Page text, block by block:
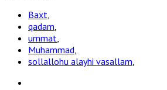
Baxt
qadam
ummat
Muhammad
sollallohu alayhi vasallam